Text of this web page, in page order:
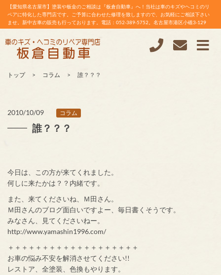
【愛知県名古屋市】塗装や板金のご相談は『板倉自動車』へ！当社は車のキズやヘコミのリ
ペアに特化した専門店です。ご予算に合わせた修理を致しますので、お気軽にご相談下さい
ませ。新中古車の販売も行っております。電話：052-389-5752。名古屋市港区小碓3-129
トップ コラム 誰？？？
2010/10/09 コラム
誰？？？
今日は、この方が来てくれました。
何しに来たかは？？内緒です。
また、来てくださいね、Ｍ田さん。
Ｍ田さんのブログ面白いですよー、毎日書くそうです。
みなさん、見てくださいねー。
http://www.yamashin1996.com/
＋＋＋＋＋＋＋＋＋＋＋＋＋＋＋＋＋＋＋
お車の悩み不安を解消させてください!!
レストア、全塗装、色換もやります。